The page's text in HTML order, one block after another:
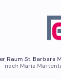
Raum St. Barbara
nach Maria